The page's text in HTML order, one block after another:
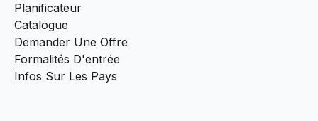
Planificateur
Catalogue
Demander Une Offre
Formalités D'entrée
Infos Sur Les Pays